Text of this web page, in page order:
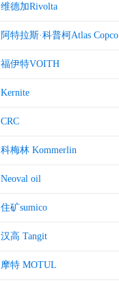
维德加Rivolta
阿特拉斯·科普柯Atlas Copco
福伊特VOITH
Kernite
CRC
科梅林 Kommerlin
Neoval oil
住矿sumico
汉高 Tangit
摩特 MOTUL